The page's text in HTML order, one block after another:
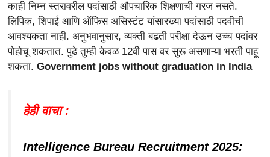
काही निम्न स्तरावरील पदांसाठी औपचारिक शिक्षणाची गरज नसते.
लिपिक, शिपाई आणि ऑफिस असिस्टंट यांसारख्या पदांसाठी पदवीची
आवश्यकता नाही. अनुभवानुसार, व्यक्ती बढती परीक्षा देऊन उच्च पदांवर
पोहोचू शकतात. पुढे तुम्ही केवळ 12वी पास वर सुरू असणाऱ्या भरती पाहू
शकता. Government jobs without graduation in India
हेही वाचा :
Intelligence Bureau Recruitment 2025: